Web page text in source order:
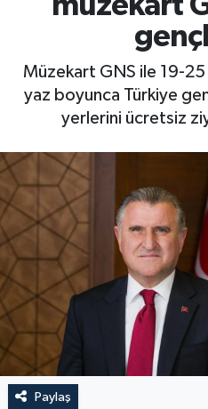
Müzekart GNS ile 19-25
yaz boyunca Türkiye
yerlerini ücretsiz
Paylaş